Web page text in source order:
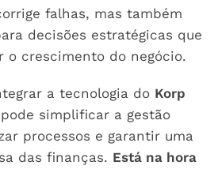
falhas, mas também
decisões estratégicas que
o crescimento do negócio.
a tecnologia do Korp
simplificar a gestão
processos e garantir uma
das finanças. Está na hora